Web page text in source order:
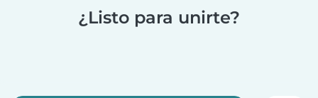
¿Listo para unirte?